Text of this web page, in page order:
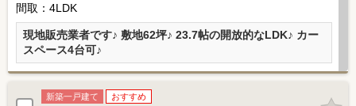
間取：4LDK
現地販売業者です♪ 敷地62坪♪ 23.7帖の開放的なLDK♪ カー
スペース4台可♪
新築一戸建て おすすめ